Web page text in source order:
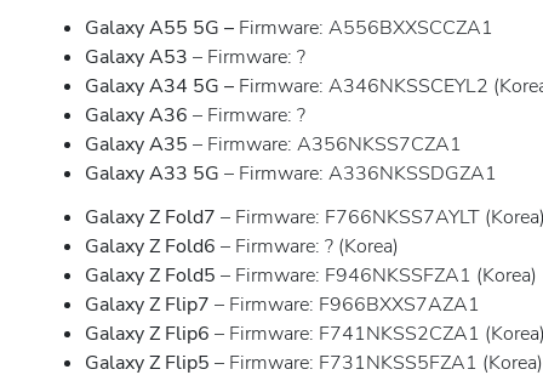
Galaxy A55 5G – Firmware: A556BXXSCCZA1
Galaxy A53 – Firmware: ?
Galaxy A34 5G – Firmware: A346NKSSCEYL2
Galaxy A36 – Firmware: ?
Galaxy A35 – Firmware: A356NKSS7CZA1
Galaxy A33 5G – Firmware: A336NKSSDGZA1
Galaxy Z Fold7 – Firmware: F766NKSS7AYLT
Galaxy Z Fold6 – Firmware: ? (Korea)
Galaxy Z Fold5 – Firmware: F946NKSSFZA1 (Korea)
Galaxy Z Flip7 – Firmware: F966BXXS7AZA1
Galaxy Z Flip6 – Firmware: F741NKSS2CZA1
Galaxy Z Flip5 – Firmware: F731NKSS5FZA1 (Korea)